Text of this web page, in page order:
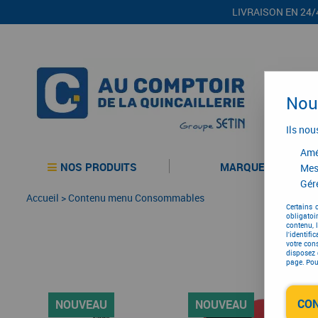
LIVRAISON EN 24/
NOS PRODUITS MARQUES
Accueil >Contenu menu Consommables
NOUVEAU NOUVEAU
Ils
Certains
contenu,
votre
disposez
page.